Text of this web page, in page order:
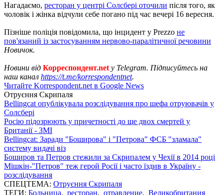
Нагадаємо, ресторан у центрі Солсбері оточили після того, як
чоловік і жінка відчули себе погано під час вечері 16 вересня.
Пізніше поліція повідомила, що інцидент у Prezzo не
пов'язаний із застосуванням нервово-паралітичної речовини
Новичок.
Новини від Корреспондент.net у Telegram. Підписуйтесь на
наш канал https://t.me/korrespondentnet.
Читайте Korrespondent.net в Google News
Отруєння Скрипаля
Bellingcat опублікувала розслідування про шефа отруювачів у
Солсбері
Росію підозрюють у причетності до ще двох смертей у
Британії - ЗМІ
Bellingcat: Заради "Боширова" і "Петрова" ФСБ "зламала"
систему видачі віз
Боширов та Петров стежили за Скрипалем у Чехії в 2014 році
Мішкін-"Петров" теж герой Росії і часто їздив в Україну -
розслідування
СПЕЦТЕМА: Отруєння Скрипаля
ТЕГИ: Больница, ресторан, отравление, Великобритания